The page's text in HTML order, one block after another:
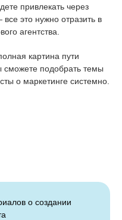
привлекать через
это нужно отразить в
агентства.
картина пути
сможете подобрать темы
о маркетинге системно.
о создании